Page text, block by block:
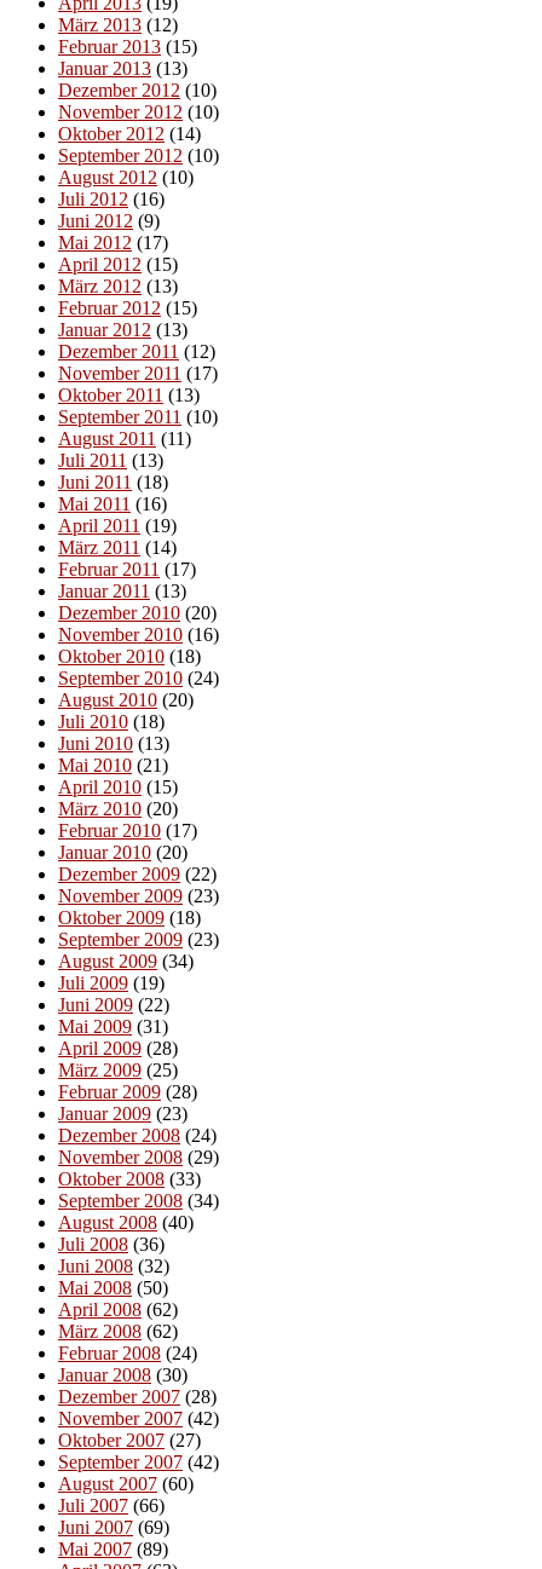
März 2013 (12)
Februar 2013 (15)
Januar 2013 (13)
Dezember 2012 (10)
November 2012 (10)
Oktober 2012 (14)
September 2012 (10)
August 2012 (10)
Juli 2012 (16)
Juni 2012 (9)
Mai 2012 (17)
April 2012 (15)
März 2012 (13)
Februar 2012 (15)
Januar 2012 (13)
Dezember 2011 (12)
November 2011 (17)
Oktober 2011 (13)
September 2011 (10)
August 2011 (11)
Juli 2011 (13)
Juni 2011 (18)
Mai 2011 (16)
April 2011 (19)
März 2011 (14)
Februar 2011 (17)
Januar 2011 (13)
Dezember 2010 (20)
November 2010 (16)
Oktober 2010 (18)
September 2010 (24)
August 2010 (20)
Juli 2010 (18)
Juni 2010 (13)
Mai 2010 (21)
April 2010 (15)
März 2010 (20)
Februar 2010 (17)
Januar 2010 (20)
Dezember 2009 (22)
November 2009 (23)
Oktober 2009 (18)
September 2009 (23)
August 2009 (34)
Juli 2009 (19)
Juni 2009 (22)
Mai 2009 (31)
April 2009 (28)
März 2009 (25)
Februar 2009 (28)
Januar 2009 (23)
Dezember 2008 (24)
November 2008 (29)
Oktober 2008 (33)
September 2008 (34)
August 2008 (40)
Juli 2008 (36)
Juni 2008 (32)
Mai 2008 (50)
April 2008 (62)
März 2008 (62)
Februar 2008 (24)
Januar 2008 (30)
Dezember 2007 (28)
November 2007 (42)
Oktober 2007 (27)
September 2007 (42)
August 2007 (60)
Juli 2007 (66)
Juni 2007 (69)
Mai 2007 (89)